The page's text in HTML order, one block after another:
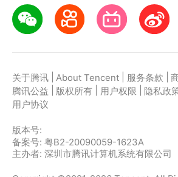
关于腾讯 About Tencent 服务条款
腾讯公益
版权所有 用户权限 隐私政
用户协议
版本号:
备案号: 粤B2-20090059-1623A
主办者: 深圳市腾讯计算机系统有限公司